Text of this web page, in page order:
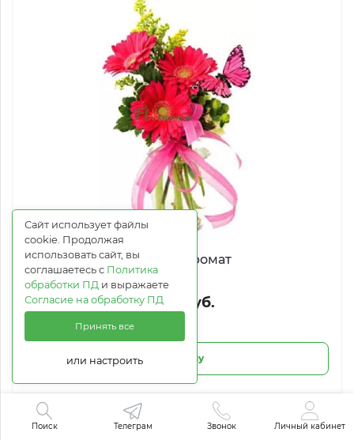
Сладкий аромат
2 503 руб.
В корзину
Лето!
Поиск Телеграм Звонок Личный кабинет
Сайт использует файлы
cookie. Продолжая
использовать сайт, вы
соглашаетесь с Политика
обработки ПД и выражаете
Согласие на обработку ПД
Принять все
или настроить